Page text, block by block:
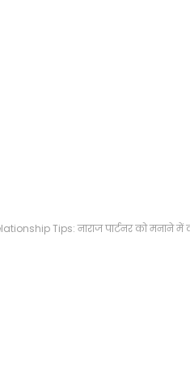
Tips: नाराज पार्टनर को मनाने में